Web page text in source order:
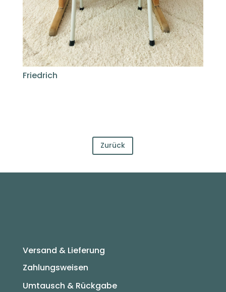
Friedrich
Zurück
Versand & Lieferung
Zahlungsweisen
Umtausch & Rückgabe